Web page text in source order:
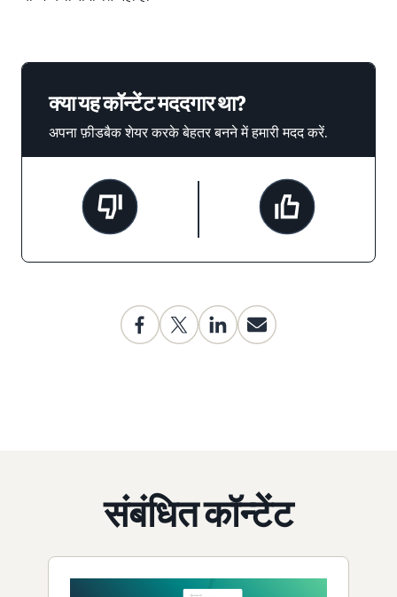
क्या यह कॉन्टेंट मददगार था?
अपना फ़ीडबैक शेयर करके बेहतर बनने में हमारी मदद करें.
संबंधित कॉन्टेंट